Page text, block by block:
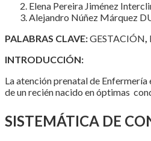
Elena Pereira Jiménez
Alejandro Núñez Márquez
PALABRAS CLAVE:GESTACIÓN
INTRODUCCIÓN:
La atención prenatal de
de un recién nacido en óptimas
SISTEMÁTICA DE